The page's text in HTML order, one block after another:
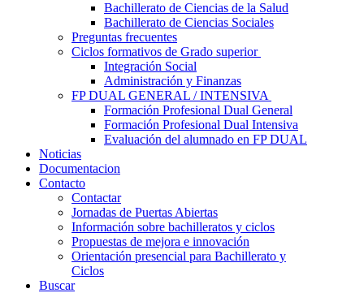
Bachillerato de Ciencias de la Salud
Bachillerato de Ciencias Sociales
Preguntas frecuentes
Ciclos formativos de Grado superior
Integración Social
Administración y Finanzas
FP DUAL GENERAL / INTENSIVA
Formación Profesional Dual General
Formación Profesional Dual Intensiva
Evaluación del alumnado en FP DUAL
Noticias
Documentacion
Contacto
Contactar
Jornadas de Puertas Abiertas
Información sobre bachilleratos y ciclos
Propuestas de mejora e innovación
Orientación presencial para Bachillerato y
Ciclos
Buscar